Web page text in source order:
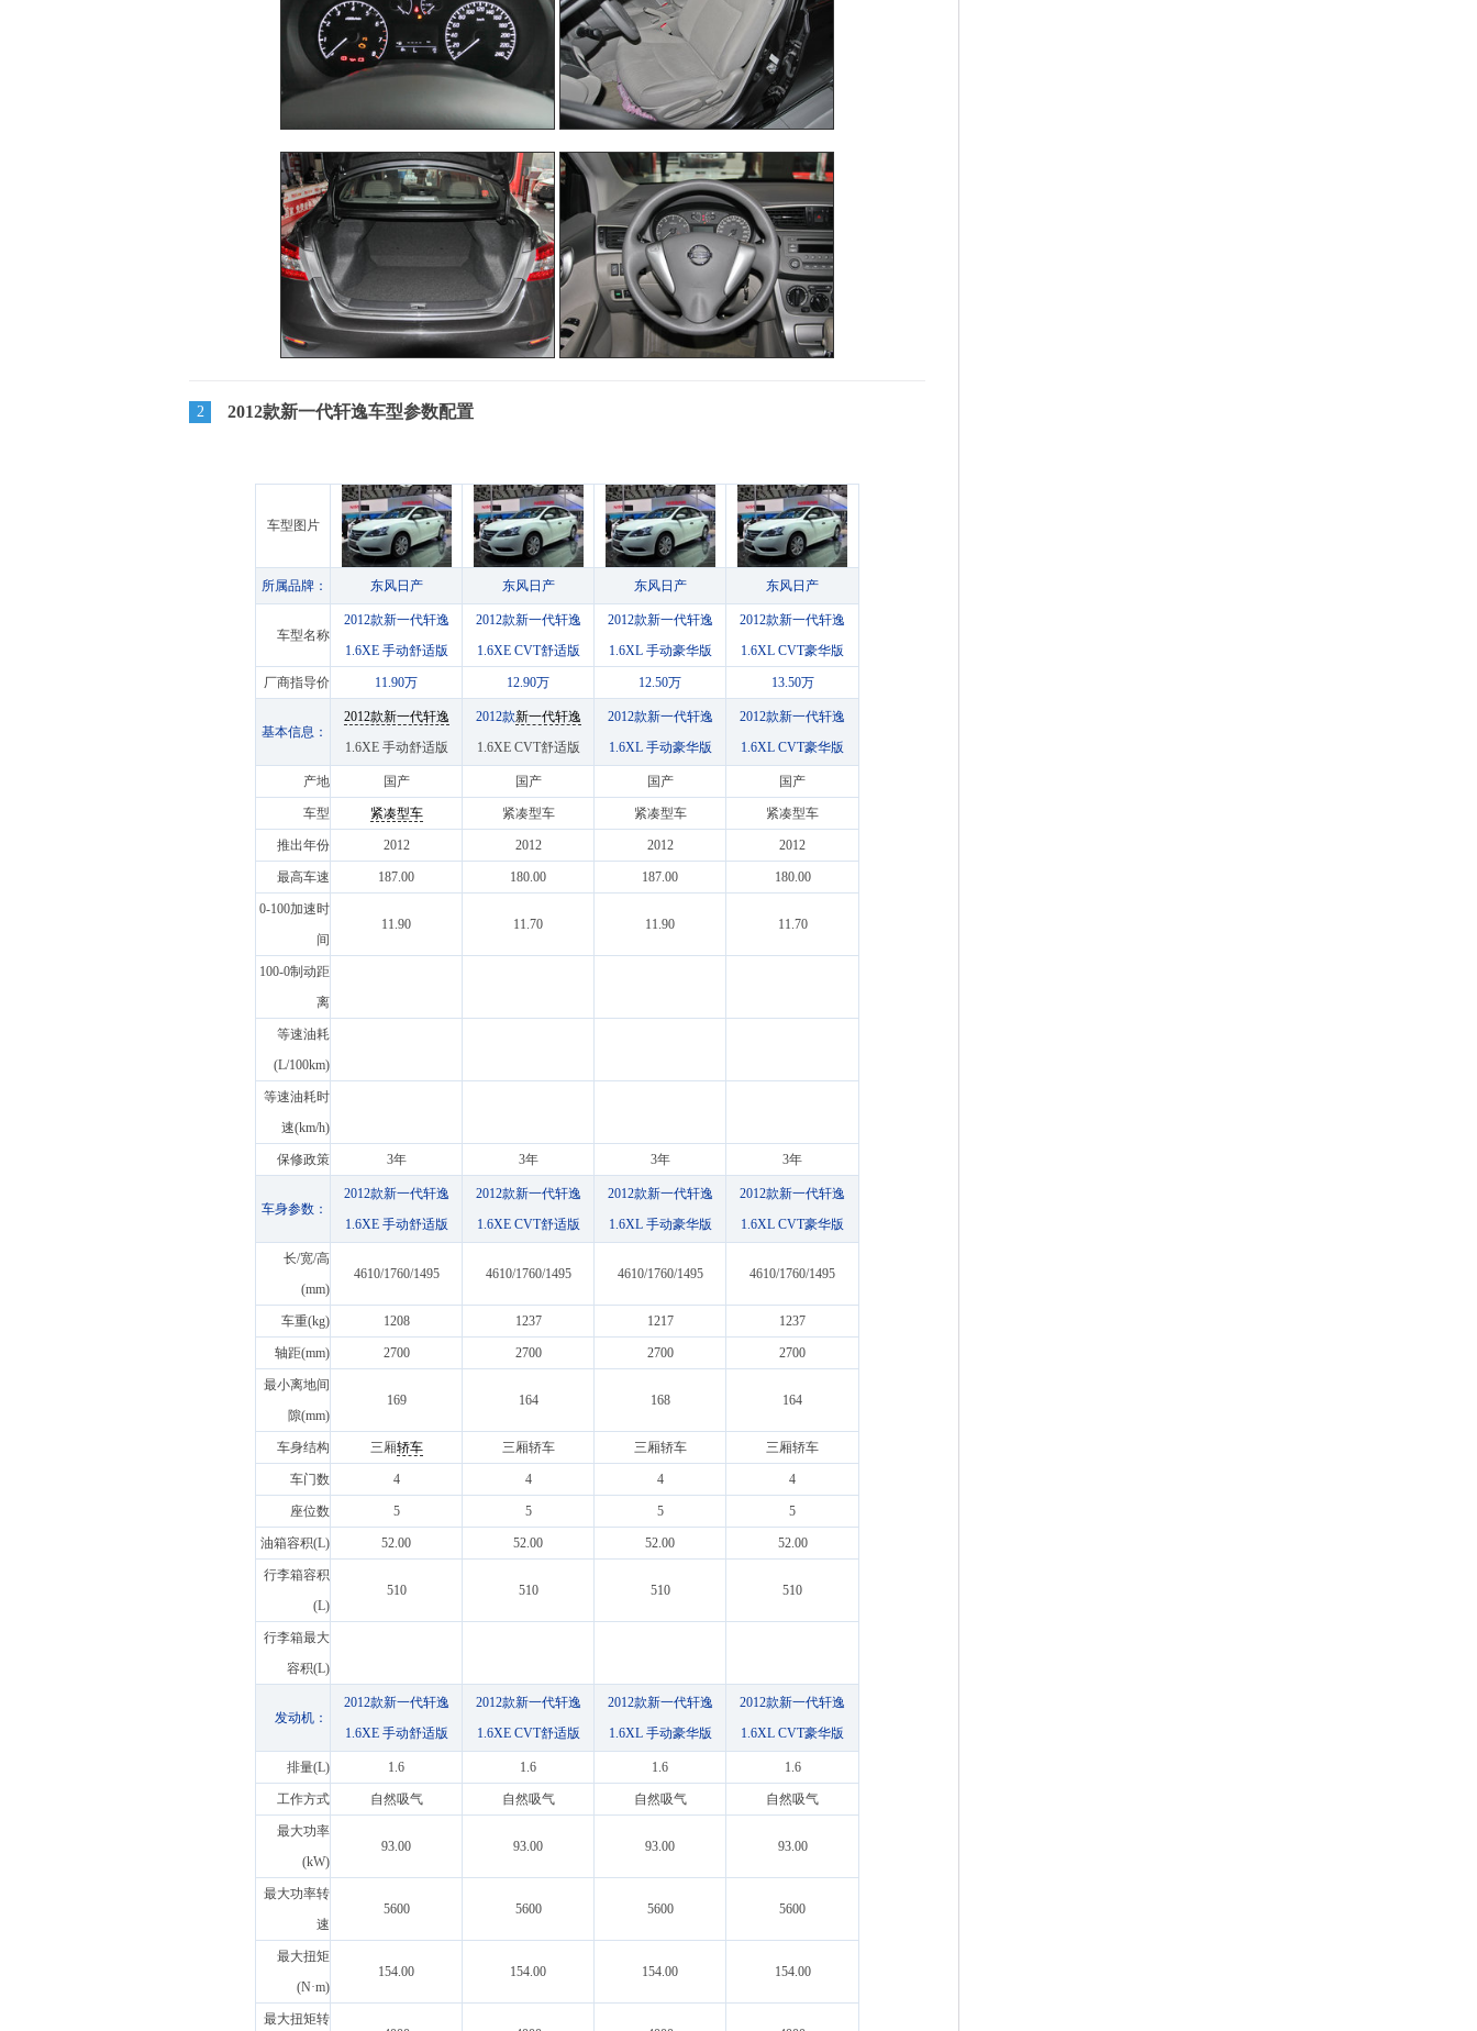
2 2012款新一代轩逸车型参数配置
车型图片
所属品牌： 东风日产 东风日产 东风日产 东风日产
车型名称
2012款新一代轩逸
1.6XE 手动舒适版
2012款新一代轩逸
1.6XE CVT舒适版
2012款新一代轩逸
1.6XL 手动豪华版
2012款新一代轩逸
1.6XL CVT豪华版
厂商指导价 11.90万 12.90万 12.50万 13.50万
基本信息：
2012款新一代轩逸
1.6XE 手动舒适版
2012款新一代轩逸
1.6XE CVT舒适版
2012款新一代轩逸
1.6XL 手动豪华版
2012款新一代轩逸
1.6XL CVT豪华版
产地 国产 国产 国产 国产
车型 紧凑型车 紧凑型车 紧凑型车 紧凑型车
推出年份 2012 2012 2012 2012
最高车速 187.00 180.00 187.00 180.00
0-100加速时
间
11.90 11.70 11.90 11.70
100-0制动距
离
等速油耗
(L/100km)
等速油耗时
速(km/h)
保修政策 3年 3年 3年 3年
车身参数：
2012款新一代轩逸
1.6XE 手动舒适版
2012款新一代轩逸
1.6XE CVT舒适版
2012款新一代轩逸
1.6XL 手动豪华版
2012款新一代轩逸
1.6XL CVT豪华版
长/宽/高
(mm)
4610/1760/1495 4610/1760/1495 4610/1760/1495 4610/1760/1495
车重(kg) 1208 1237 1217 1237
轴距(mm) 2700 2700 2700 2700
最小离地间
隙(mm)
169 164 168 164
车身结构 三厢轿车 三厢轿车 三厢轿车 三厢轿车
车门数 4 4 4 4
座位数 5 5 5 5
油箱容积(L) 52.00 52.00 52.00 52.00
行李箱容积
(L)
510 510 510 510
行李箱最大
容积(L)
发动机：
2012款新一代轩逸
1.6XE 手动舒适版
2012款新一代轩逸
1.6XE CVT舒适版
2012款新一代轩逸
1.6XL 手动豪华版
2012款新一代轩逸
1.6XL CVT豪华版
排量(L) 1.6 1.6 1.6 1.6
工作方式 自然吸气 自然吸气 自然吸气 自然吸气
最大功率
(kW)
93.00 93.00 93.00 93.00
最大功率转
速
5600 5600 5600 5600
最大扭矩
(N·m)
154.00 154.00 154.00 154.00
最大扭矩转